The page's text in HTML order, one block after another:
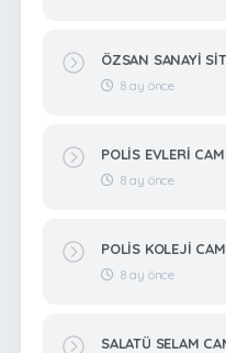
ÖZSAN SANAYİ
8 ay önce
POLİS EVLERİ
8 ay önce
POLİS KOLEJİ
8 ay önce
SALATÜ SELAM